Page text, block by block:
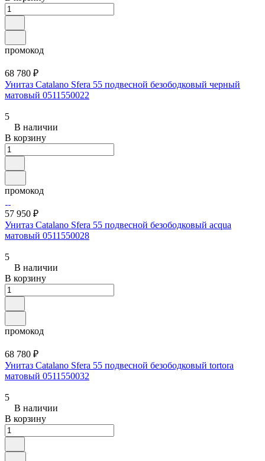
промокод
68 780 ₽
Унитаз Catalano Sfera 55 подвесной безободковый черный
матовый 0511550022
5
В наличии
В корзину
промокод
57 950 ₽
Унитаз Catalano Sfera 55 подвесной безободковый acqua
матовый 0511550028
5
В наличии
В корзину
промокод
68 780 ₽
Унитаз Catalano Sfera 55 подвесной безободковый tortora
матовый 0511550032
5
В наличии
В корзину